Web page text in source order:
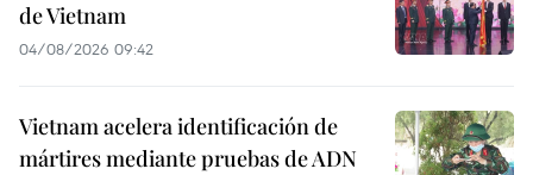
de Vietnam
04/08/2026 09:42
Vietnam acelera identificación de
mártires mediante pruebas de ADN